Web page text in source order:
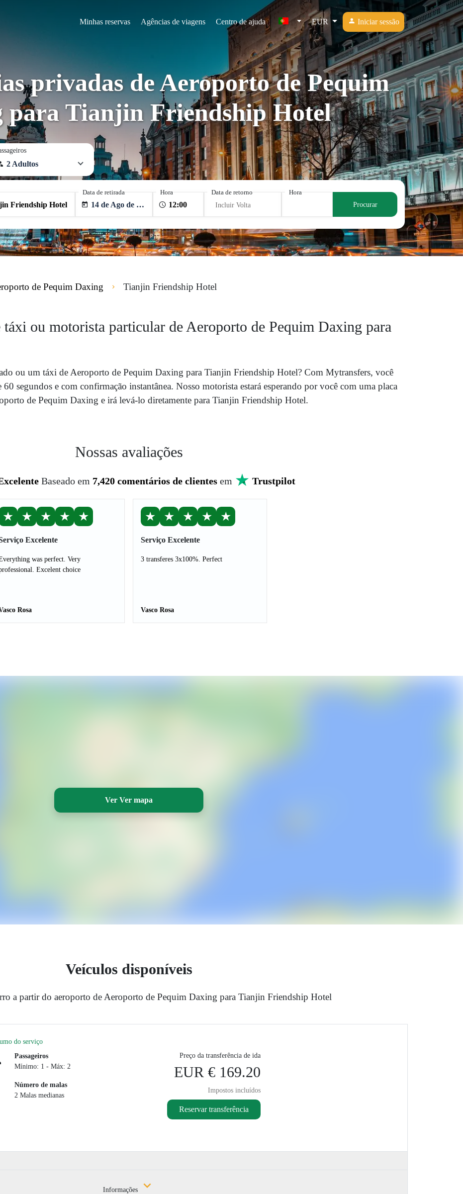
Minhas reservas Agências de viagens Centro de ajuda EUR Iniciar sessão
privadas de Aeroporto de Pequim
para Tianjin Friendship Hotel
2 Adultos
Data de retirada
14 de Ago de 2026
Hora
Data de retorno
Incluir Volta
Hora
Procurar
de Pequim Daxing Tianjin Friendship Hotel
táxi ou motorista particular de Aeroporto de Pequim Daxing para
ou um táxi de Aeroporto de Pequim Daxing para Tianjin Friendship Hotel? Com Mytransfers, você
segundos e com confirmação instantânea. Nosso motorista estará esperando por você com uma placa
de Pequim Daxing e irá levá-lo diretamente para Tianjin Friendship Hotel.
Nossas avaliações
Baseado em 7,420 comentários de clientesem Trustpilot
★ ★ ★ ★ ★
Excelente
was perfect. Very
Excelent choice
Rosa
★ ★ ★ ★ ★
Serviço Excelente
3 transferes 3x100%. Perfect
Vasco Rosa
Ver Ver mapa
Veículos disponíveis
a partir do aeroporto de Aeroporto de Pequim Daxing para Tianjin Friendship Hotel
do serviço
Passageiros
Mínimo: 1 - Máx: 2
Número de malas
2 Malas medianas
Preço da transferência de ida
EUR € 169.20
Impostos incluídos
Reservar transferência
Informações